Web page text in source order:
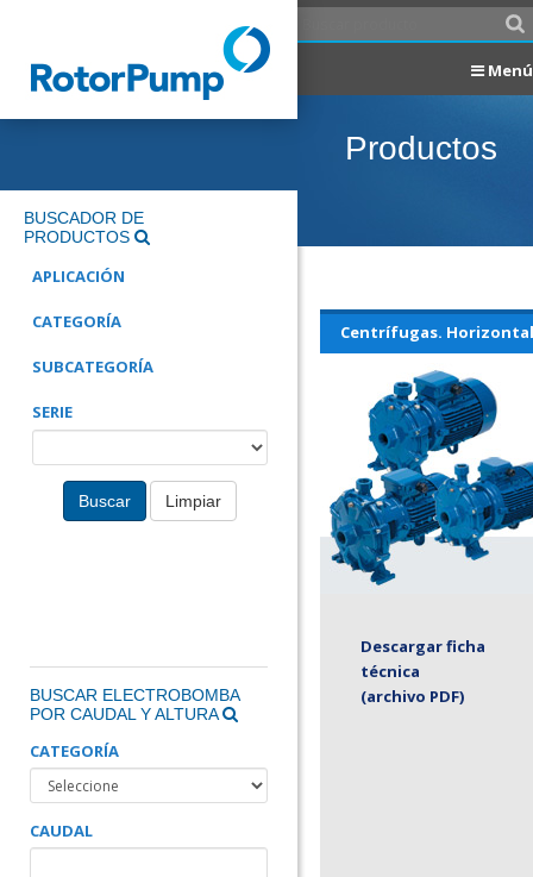
Menú
BUSCADOR DE
PRODUCTOS
APLICACIÓN
CATEGORÍA
SUBCATEGORÍA
SERIE
Buscar Limpiar
BUSCAR ELECTROBOMBA
POR CAUDAL Y ALTURA
CATEGORÍA
CAUDAL
Productos
Centrífugas.
Descargar ficha
técnica
(archivo PDF)